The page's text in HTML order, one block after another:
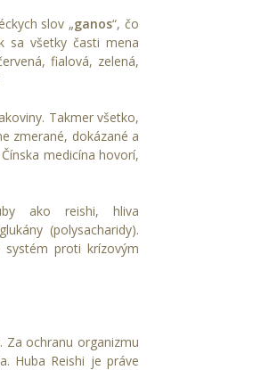
slov „ganos“, čo
sa všetky časti mena
fialová, zelená,
Takmer všetko,
zmerané, dokázané a
medicína hovorí,
ako reishi, hliva
(polysacharidy).
proti krízovým
ochranu organizmu
Huba Reishi je práve